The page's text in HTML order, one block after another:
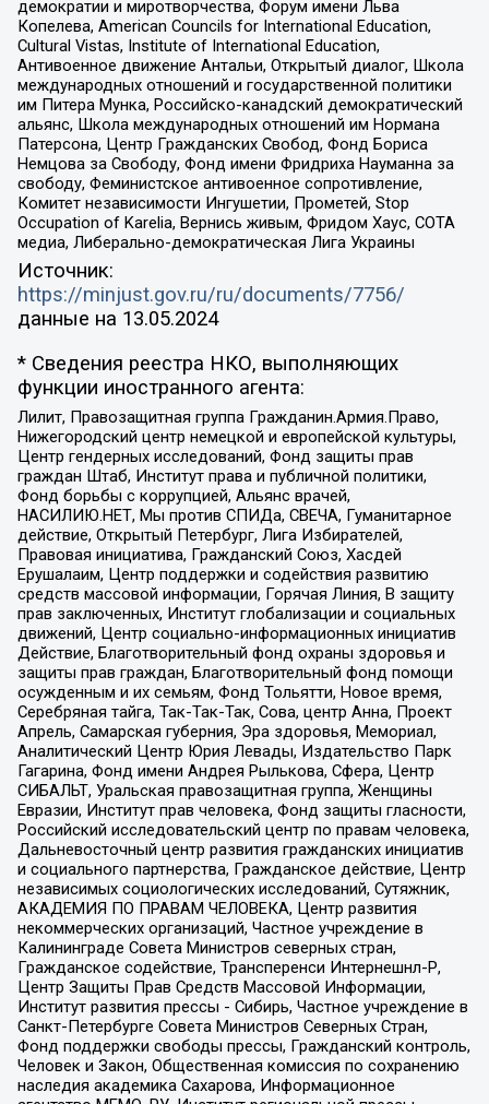
демократии и миротворчества, Форум имени Льва
Копелева, American Councils for International Education,
Cultural Vistas, Institute of International Education,
Антивоенное движение Антальи, Открытый диалог, Школа
международных отношений и государственной политики
им Питера Мунка, Российско-канадский демократический
альянс, Школа международных отношений им Нормана
Патерсона, Центр Гражданских Свобод, Фонд Бориса
Немцова за Свободу, Фонд имени Фридриха Науманна за
свободу, Феминистское антивоенное сопротивление,
Комитет независимости Ингушетии, Прометей, Stop
Occupation of Karelia, Вернись живым, Фридом Хаус, СОТА
медиа, Либерально-демократическая Лига Украины
Источник:
https://minjust.gov.ru/ru/documents/7756/
данные на 13.05.2024
* Сведения реестра НКО, выполняющих
функции иностранного агента:
Лилит, Правозащитная группа Гражданин.Армия.Право,
Нижегородский центр немецкой и европейской культуры,
Центр гендерных исследований, Фонд защиты прав
граждан Штаб, Институт права и публичной политики,
Фонд борьбы с коррупцией, Альянс врачей,
НАСИЛИЮ.НЕТ, Мы против СПИДа, СВЕЧА, Гуманитарное
действие, Открытый Петербург, Лига Избирателей,
Правовая инициатива, Гражданский Союз, Хасдей
Ерушалаим, Центр поддержки и содействия развитию
средств массовой информации, Горячая Линия, В защиту
прав заключенных, Институт глобализации и социальных
движений, Центр социально-информационных инициатив
Действие, Благотворительный фонд охраны здоровья и
защиты прав граждан, Благотворительный фонд помощи
осужденным и их семьям, Фонд Тольятти, Новое время,
Серебряная тайга, Так-Так-Так, Сова, центр Анна, Проект
Апрель, Самарская губерния, Эра здоровья, Мемориал,
Аналитический Центр Юрия Левады, Издательство Парк
Гагарина, Фонд имени Андрея Рылькова, Сфера, Центр
СИБАЛЬТ, Уральская правозащитная группа, Женщины
Евразии, Институт прав человека, Фонд защиты гласности,
Российский исследовательский центр по правам человека,
Дальневосточный центр развития гражданских инициатив
и социального партнерства, Гражданское действие, Центр
независимых социологических исследований, Сутяжник,
АКАДЕМИЯ ПО ПРАВАМ ЧЕЛОВЕКА, Центр развития
некоммерческих организаций, Частное учреждение в
Калининграде Совета Министров северных стран,
Гражданское содействие, Трансперенси Интернешнл-Р,
Центр Защиты Прав Средств Массовой Информации,
Институт развития прессы - Сибирь, Частное учреждение в
Санкт-Петербурге Совета Министров Северных Стран,
Фонд поддержки свободы прессы, Гражданский контроль,
Человек и Закон, Общественная комиссия по сохранению
наследия академика Сахарова, Информационное